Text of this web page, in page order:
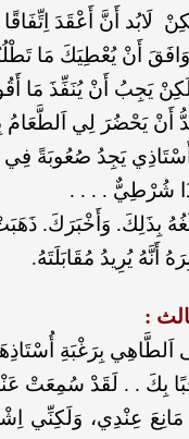
لَابُد أَنَّ أَعْقَدَ
أَنْ يُعْطِيَكَ مَا
يَجِبُ أَنْ يُنَفِّذَ مَا
أَنْ يَحْضُرَ لِي اَلطَّعَامُ
يَجِدُ صُعُوبَةً
شُرْطِيٌّ . . . .
بِذَلِكَ. وَأَخْبَرَكَ.
أَنَّهُ يُرِيدُ مُقَابَلَتَهُ.
:
اَلطَّاهِي بِرَغْبَةِ
بِكَ . . لَقَدْ سُمِعَتْ
عِنْدِي، وَلَكِنِّي